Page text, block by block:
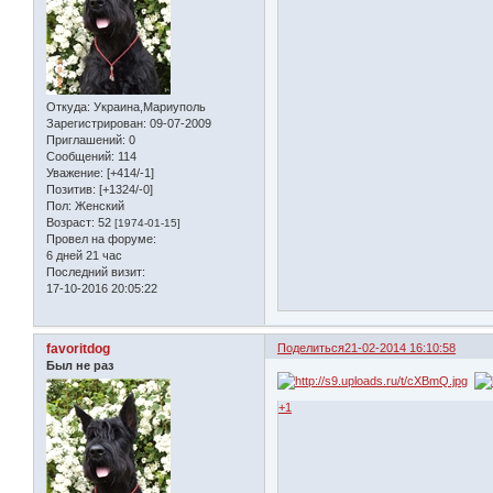
Откуда: Украина,Мариуполь
Зарегистрирован: 09-07-2009
Приглашений: 0
Сообщений: 114
Уважение: [+414/-1]
Позитив: [+1324/-0]
Пол: Женский
Возраст: 52 [1974-01-15]
Провел на форуме:
6 дней 21 час
Последний визит:
17-10-2016 20:05:22
Поделиться21-02-2014 16:10:58
favoritdog
Был не раз
+1